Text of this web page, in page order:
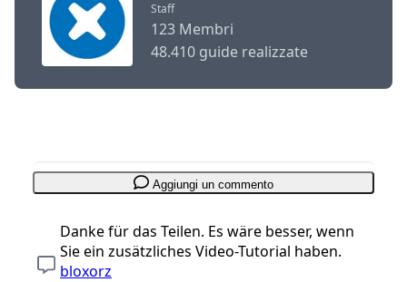
Staff
123 Membri
48.410 guide realizzate
Aggiungi un commento
Danke für das Teilen. Es wäre besser, wenn
Sie ein zusätzliches Video-Tutorial haben.
bloxorz